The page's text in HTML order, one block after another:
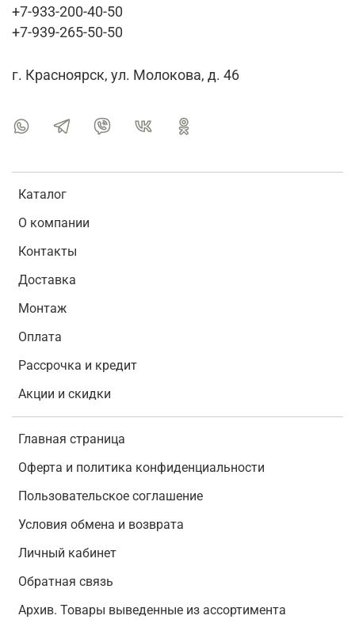
Каталог
О компании
Контакты
Доставка
Монтаж
Оплата
Рассрочка и кредит
Акции и скидки
Главная страница
Оферта и политика конфиденциальности
Пользовательское соглашение
Условия обмена и возврата
Личный кабинет
Обратная связь
Архив. Товары выведенные из ассортимента
+7-933-200-40-50
+7-939-265-50-50
г. Красноярск, ул. Молокова, д. 46